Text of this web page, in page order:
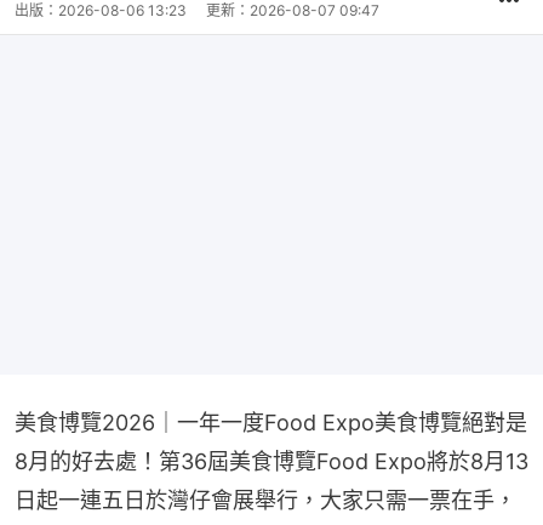
出版： 2026-08-06 13:23 更新： 2026-08-07 09:47
美食博覽2026｜一年一度Food Expo美食博覽絕對是
8月的好去處！第36屆美食博覽Food Expo將於8月13
日起一連五日於灣仔會展舉行，大家只需一票在手，